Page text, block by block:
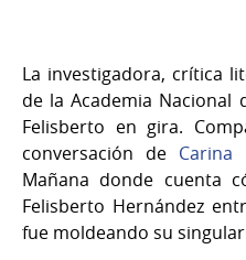
La investigadora, crítica
de la Academia Nacional
Felisberto en gira.
conversación de Carina
Mañana donde cuenta
Felisberto Hernández
fue moldeando su